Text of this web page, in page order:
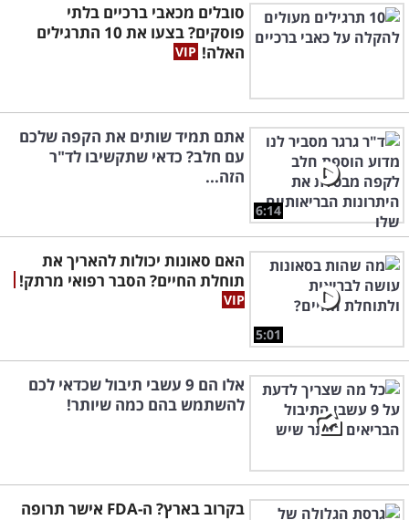
סובלים מכאבי ברכיים בלתי
פוסקים? בצעו את 10 התרגילים
האלה!
6:14
אתם תמיד שותים את הקפה שלכם
עם חלב? כדאי שתקשיבו לד"ר
הזה...
5:01
האם סאונות יכולות להאריך את
תוחלת החיים? הסבר רפואי מרתק!
אלו הם 9 עשבי תיבול שכדאי לכם
להשתמש בהם כמה שיותר!
בקרוב בארץ? ה-FDA אישר תרופה